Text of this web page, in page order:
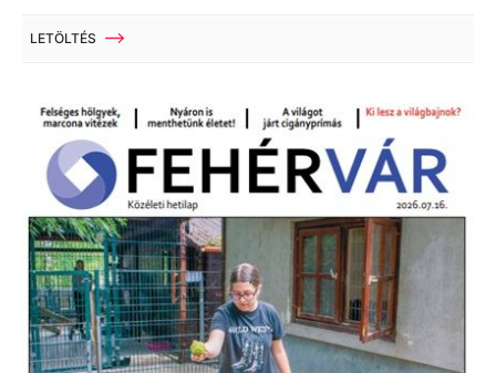
LETÖLTÉS